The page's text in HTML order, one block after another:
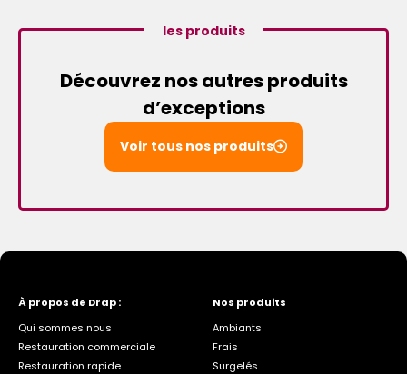
les produits
Découvrez nos autres produits
d’exceptions
Voir tous nos produits
À propos de Drap :
Qui sommes nous
Restauration commerciale
Restauration rapide
Nos produits
Ambiants
Frais
Surgelés